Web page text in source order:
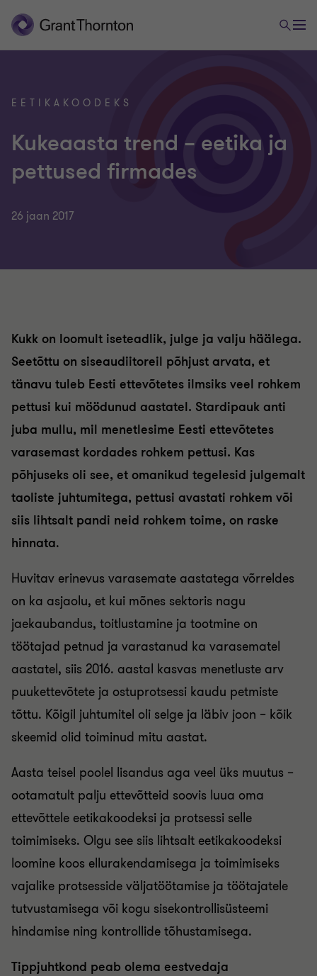
EETIKAKOODEKS
Kukeaasta trend – eetika ja
pettused firmades
26 jaan 2017
Kukk on loomult iseteadlik, julge ja valju häälega.
Seetõttu on siseaudiitoreil põhjust arvata, et
tänavu tuleb Eesti ettevõtetes ilmsiks veel rohkem
pettusi kui möödunud aastatel. Stardipauk anti
juba mullu, mil menetlesime Eesti ettevõtetes
varasemast kordades rohkem pettusi. Kas
põhjuseks oli see, et omanikud tegelesid julgemalt
taoliste juhtumitega, pettusi avastati rohkem või
siis lihtsalt pandi neid rohkem toime, on raske
hinnata.
Huvitav erinevus varasemate aastatega võrreldes
on ka asjaolu, et kui mõnes sektoris nagu
jaekaubandus, toitlustamine ja tootmine on
töötajad petnud ja varastanud ka varasematel
aastatel, siis 2016. aastal kasvas menetluste arv
puukettevõtete ja ostuprotsessi kaudu petmiste
tõttu. Kõigil juhtumitel oli selge ja läbiv joon – kõik
skeemid olid toiminud mitu aastat.
Aasta teisel poolel lisandus aga veel üks muutus –
ootamatult palju ettevõtteid soovis luua oma
ettevõttele eetikakoodeksi ja protsessi selle
toimimiseks. Olgu see siis lihtsalt eetikakoodeksi
loomine koos ellurakendamisega ja toimimiseks
vajalike protsesside väljatöötamise ja töötajatele
tutvustamisega või kogu sisekontrollisüsteemi
hindamise ning kontrollide tõhustamisega.
Tippjuhtkond peab olema eestvedaja